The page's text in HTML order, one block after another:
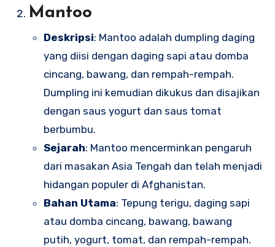
Mantoo
Deskripsi: Mantoo adalah dumpling daging
yang diisi dengan daging sapi atau domba
cincang, bawang, dan rempah-rempah.
Dumpling ini kemudian dikukus dan disajikan
dengan saus yogurt dan saus tomat
berbumbu.
Sejarah: Mantoo mencerminkan pengaruh
dari masakan Asia Tengah dan telah menjadi
hidangan populer di Afghanistan.
Bahan Utama: Tepung terigu, daging sapi
atau domba cincang, bawang, bawang
putih, yogurt, tomat, dan rempah-rempah.